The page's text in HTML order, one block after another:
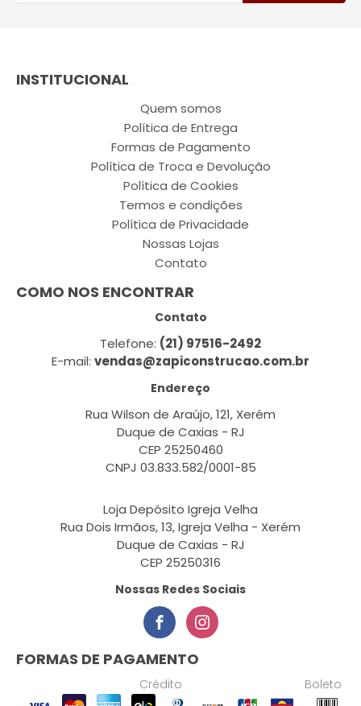
INSTITUCIONAL
Quem somos
Política de Entrega
Formas de Pagamento
Política de Troca e Devolução
Política de Cookies
Termos e condições
Política de Privacidade
Nossas Lojas
Contato
COMO NOS ENCONTRAR
Contato
Telefone: (21) 97516-2492
E-mail: vendas@zapiconstrucao.com.br
Endereço
Rua Wilson de Araújo, 121, Xerém
Duque de Caxias - RJ
CEP 25250460
CNPJ 03.833.582/0001-85
Loja Depósito Igreja Velha
Rua Dois Irmãos, 13, Igreja Velha - Xerém
Duque de Caxias - RJ
CEP 25250316
Nossas Redes Sociais
FORMAS DE PAGAMENTO
Crédito Boleto